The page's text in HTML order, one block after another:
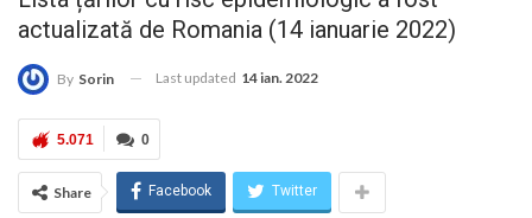
actualizată de Romania (14 ianuarie 2022)
By Sorin Last updated 14 ian. 2022
0
5.071
Share Facebook Twitter